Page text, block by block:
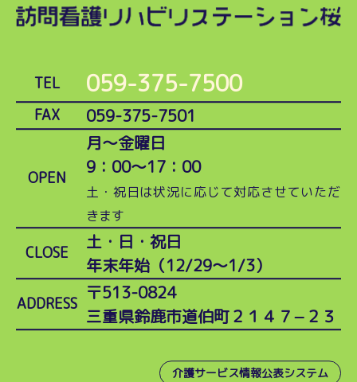
TEL 059-375-7500
FAX 059-375-7501
OPEN
月～金曜日
9：00～17：00
土・祝日は状況に応じて対応させていただ
きます
CLOSE
土・日・祝日
年末年始（12/29～1/3）
ADDRESS
〒513-0824
三重県鈴鹿市道伯町２１４７−２３
介護サービス情報公表システム